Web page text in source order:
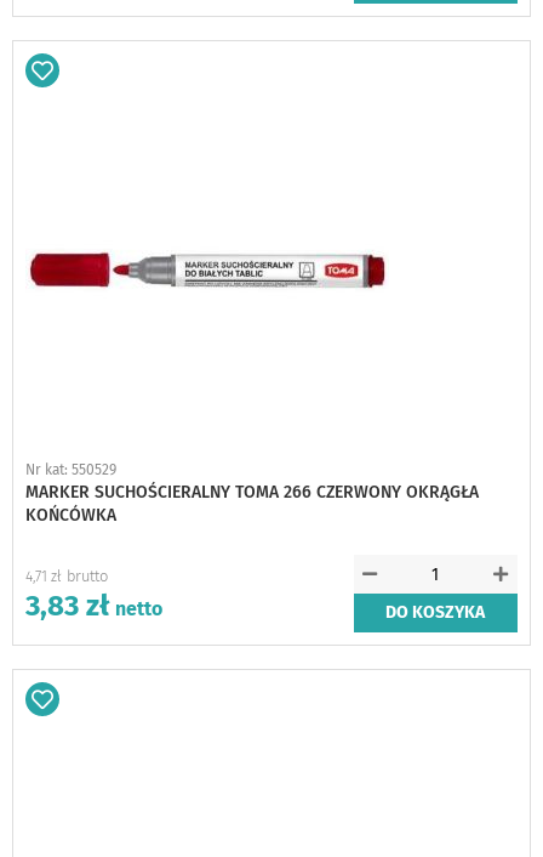
Dodaj
Nr kat: 550529
MARKER SUCHOŚCIERALNY TOMA 266 CZERWONY OKRĄGŁA
KOŃCÓWKA
4,71 zł
3,83 zł DO KOSZYKA
Dodaj